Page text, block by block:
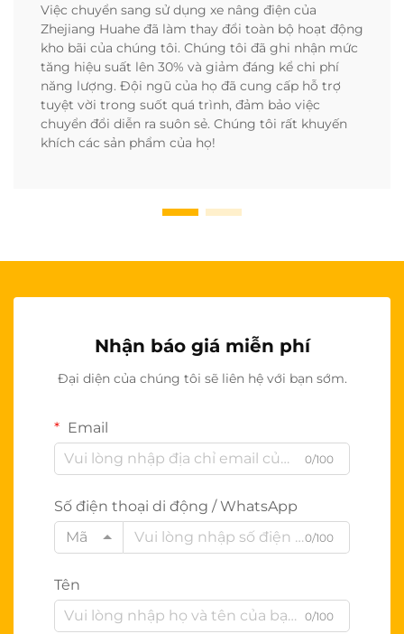
Việc chuyển sang sử dụng xe nâng điện của
Zhejiang Huahe đã làm thay đổi toàn bộ hoạt động
kho bãi của chúng tôi. Chúng tôi đã ghi nhận mức
tăng hiệu suất lên 30% và giảm đáng kể chi phí
năng lượng. Đội ngũ của họ đã cung cấp hỗ trợ
tuyệt vời trong suốt quá trình, đảm bảo việc
chuyển đổi diễn ra suôn sẻ. Chúng tôi rất khuyến
khích các sản phẩm của họ!
Nhận báo giá miễn phí
Đại diện của chúng tôi sẽ liên hệ với bạn sớm.
Email
0/100
Số điện thoại di động / WhatsApp
Mã
0/100
Tên
0/100